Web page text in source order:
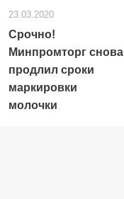
23.03.2020
Срочно!
Минпромторг снова
продлил сроки
маркировки
молочки